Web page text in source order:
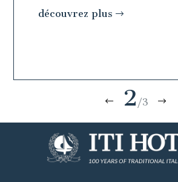
découvrez plus
2 /3